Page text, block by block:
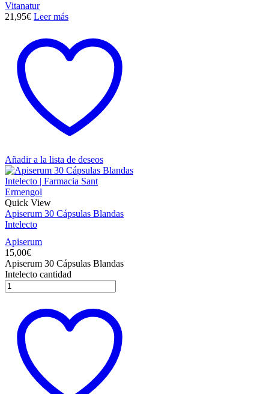
Vitanatur
21,95€ Leer más
Añadir a la lista de deseos
Quick View
Apiserum 30 Cápsulas Blandas
Intelecto
Apiserum
15,00€
Apiserum 30 Cápsulas Blandas
Intelecto cantidad